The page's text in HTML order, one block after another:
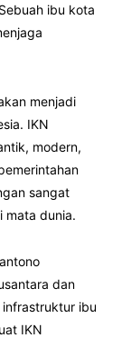
ibu kota
menjadi
IKN
modern,
sangat
mata dunia.
dan
ibu
IKN